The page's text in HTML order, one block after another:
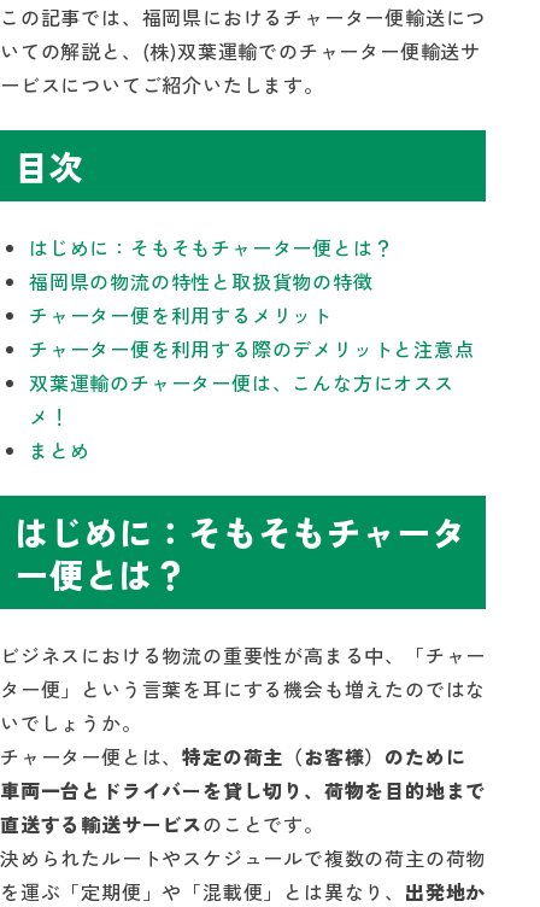
この記事では、福岡県におけるチャーター便輸送につ
いての解説と、(株)双葉運輸でのチャーター便輸送サ
ービスについてご紹介いたします。
目次
はじめに：そもそもチャーター便とは？
福岡県の物流の特性と取扱貨物の特徴
チャーター便を利用するメリット
チャーター便を利用する際のデメリットと注意点
双葉運輸のチャーター便は、こんな方にオスス
メ！
まとめ
はじめに：そもそもチャータ
ー便とは？
ビジネスにおける物流の重要性が高まる中、「チャー
ター便」という言葉を耳にする機会も増えたのではな
いでしょうか。
チャーター便とは、特定の荷主（お客様）のために
車両一台とドライバーを貸し切り、荷物を目的地まで
直送する輸送サービスのことです。
決められたルートやスケジュールで複数の荷主の荷物
を運ぶ「定期便」や「混載便」とは異なり、 出発地か